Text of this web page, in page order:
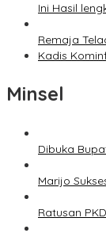
Ini Hasil
Remaja
Kadis
Minsel
Dibuka
Marijo
Ratusan